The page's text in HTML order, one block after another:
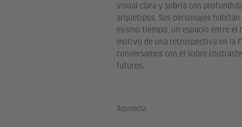
visual clara y sobria con
arquetipos. Sus personajes
mismo tiempo, un espacio entre el
motivo de una retrospectiva en la
conversamos con él sobre
futuros.
Aquitecta